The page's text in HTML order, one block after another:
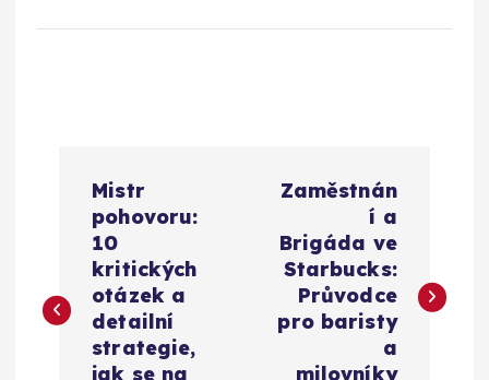
i
Mistr
pohovoru:
10
kritických
otázek a
detailní
strategie,
jak se na
Zaměstnán
í a
Brigáda ve
Starbucks:
Průvodce
pro baristy
a
milovníky